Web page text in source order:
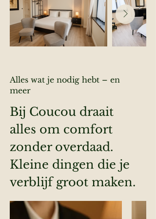
Alles wat je nodig hebt – en
meer
Bij Coucou draait
alles om comfort
zonder overdaad.
Kleine dingen die je
verblijf groot maken.